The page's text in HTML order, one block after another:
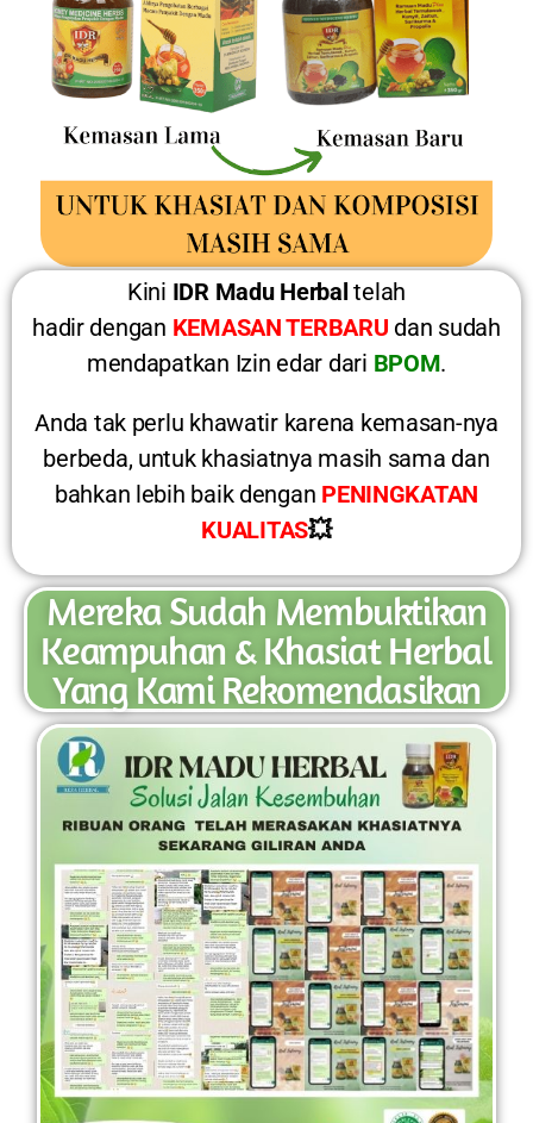
Kini IDR Madu Herbaltelah
hadir dengan KEMASAN TERBARU dan sudah
mendapatkan Izin edar dari BPOM.
Anda tak perlu khawatir karena kemasan-nya
berbeda, untuk khasiatnya masih sama dan
bahkan lebih baik dengan PENINGKATAN
KUALITAS💥
Mereka Sudah Membuktikan
Keampuhan & Khasiat Herbal
Yang Kami Rekomendasikan